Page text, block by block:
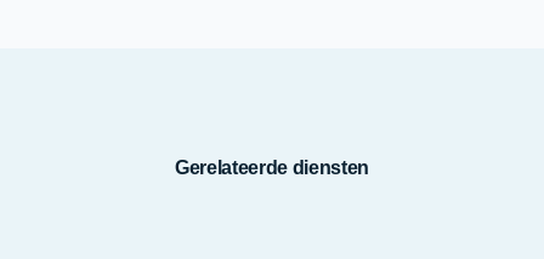
Gerelateerde diensten